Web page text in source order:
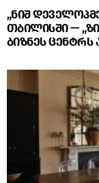
„ნიშ
თბილისში —
ბიზნეს ცენტრს